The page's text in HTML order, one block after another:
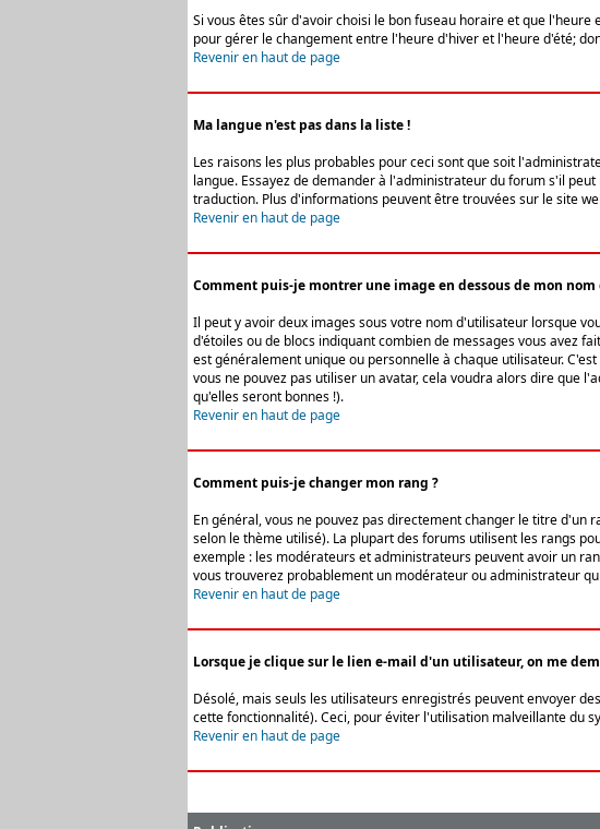
Si vous êtes sûr d'avoir choisi le bon fuseau horaire et que
pour gérer le changement entre l'heure d'hiver et l'heure d'été;
Revenir en haut de page
Ma langue n'est pas dans la liste !
Les raisons les plus probables pour ceci sont que soit
langue. Essayez de demander à l'administrateur du forum s'il
traduction. Plus d'informations peuvent être trouvées sur le site
Revenir en haut de page
Comment puis-je montrer une image en dessous de mon
Il peut y avoir deux images sous votre nom d'utilisateur lorsque
d'étoiles ou de blocs indiquant combien de messages vous avez
est généralement unique ou personnelle à chaque utilisateur.
vous ne pouvez pas utiliser un avatar, cela voudra alors dire que
qu'elles seront bonnes !).
Revenir en haut de page
Comment puis-je changer mon rang ?
En général, vous ne pouvez pas directement changer le titre
selon le thème utilisé). La plupart des forums utilisent les rangs
exemple : les modérateurs et administrateurs peuvent avoir un
vous trouverez probablement un modérateur ou administrateur
Revenir en haut de page
Lorsque je clique sur le lien e-mail d'un utilisateur, on me
Désolé, mais seuls les utilisateurs enregistrés peuvent envoyer
cette fonctionnalité). Ceci, pour éviter l'utilisation malveillante du
Revenir en haut de page